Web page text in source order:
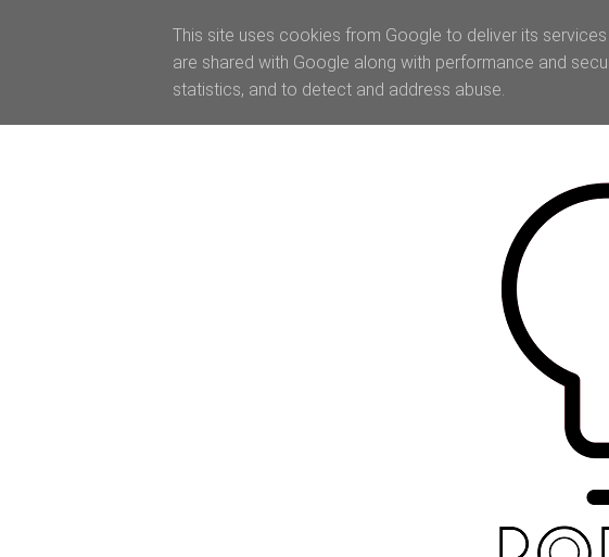
This site uses cookies from Google to deliver its
are shared with Google along with performance and
statistics, and to detect and address abuse.